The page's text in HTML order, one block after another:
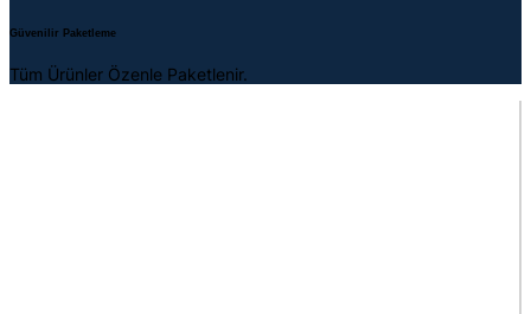
Güvenilir Paketleme
Tüm Ürünler Özenle Paketlenir.